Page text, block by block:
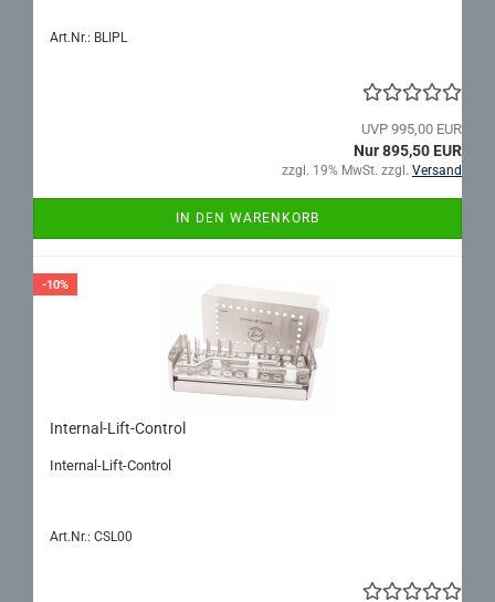
Art.Nr.: BLIPL
UVP 995,00 EUR
Nur 895,50 EUR
zzgl. 19% MwSt. zzgl. Versand
IN DEN WARENKORB
-10%
Internal-​​Lift-​Control
Internal-​Lift-Control
Art.Nr.: CSL00